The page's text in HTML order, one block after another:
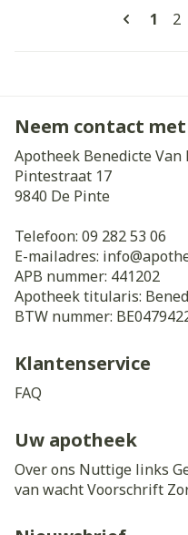
U
1 2
Neem contact
Apotheek Benedicte Van
Pintestraat 17
9840 De Pinte
Telefoon: 09 282 53 06
E-mailadres: info@
APB nummer: 441202
Apotheek titularis:
BTW nummer:
Klantenservice
FAQ
Uw apotheek
Over ons Nuttige links
van wachtVoorschrift